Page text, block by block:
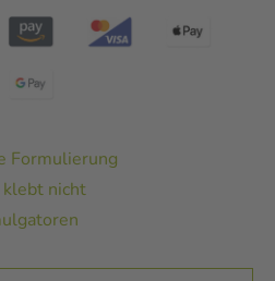
Formulierung
nicht